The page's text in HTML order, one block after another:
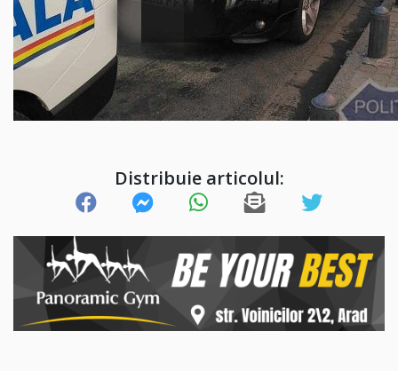
Distribuie articolul: